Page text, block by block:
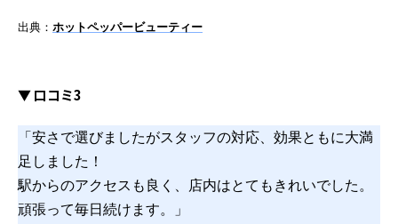
出典： ホットペッパービューティー
▼ 口コミ3
「安さで選びましたがスタッフの対応、効果ともに大満
足しました！
駅からのアクセスも良く、店内はとてもきれいでした。
頑張って毎日続けます。」